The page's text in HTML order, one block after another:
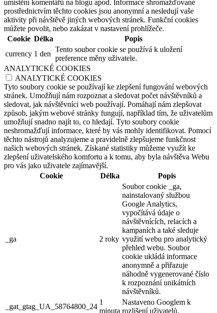
umístění komentářů na blogu apod. Informace shromažďované
prostřednictvím těchto cookies jsou anonymní a nesledují vaše
aktivity při návštěvě jiných webových stránek. Funkční cookies
můžete povolit, nebo zakázat v nastavení prohlížeče.
Cookie Délka
Popis
currency 1 den
Tento soubor cookie se používá k uložení
preference měny uživatele.
ANALYTICKÉ COOKIES
ANALYTICKÉ COOKIES
Tyto soubory cookie se používají ke zlepšení fungování webových
stránek. Umožňují nám rozpoznat a sledovat počet návštěvníků a
sledovat, jak návštěvníci web používají. Pomáhají nám zlepšovat
způsob, jakým webové stránky fungují, například tím, že uživatelům
umožňují snadno najít to, co hledají. Tyto soubory cookie
neshromažďují informace, které by vás mohly identifikovat. Pomocí
těchto nástrojů analyzujeme a pravidelně zlepšujeme funkčnost
našich webových stránek. Získané statistiky můžeme využít ke
zlepšení uživatelského komfortu a k tomu, aby byla návštěva Webu
pro vás jako uživatele zajímavější.
Cookie
Délka Popis
_ga 2 roky
Soubor cookie _ga,
nainstalovaný službou
Google Analytics,
vypočítává údaje o
návštěvnících, relacích a
kampaních a také sleduje
využití webu pro analytický
přehled webu. Soubor
cookie ukládá informace
anonymně a přiřazuje
náhodně vygenerované číslo
k rozpoznání unikátních
návštěvníků.
_gat_gtag_UA_58764800_24
1
minuta
Nastaveno Googlem k
rozlišení uživatelů.